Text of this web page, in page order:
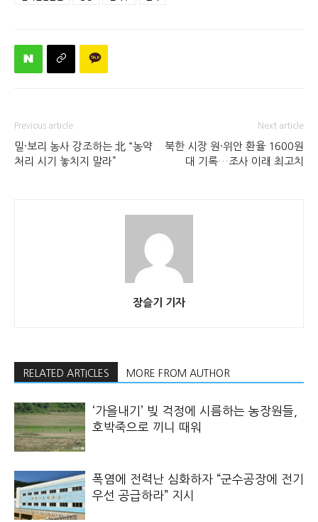
Previous article
밀·보리 농사 강조하는 北 “농약
처리 시기 놓치지 말라”
Next article
북한 시장 원·위안 환율 1600원
대 기록…조사 이래 최고치
장슬기 기자
RELATED ARTICLES MORE FROM AUTHOR
‘가을내기’ 빚 걱정에 시름하는 농장원들,
호박죽으로 끼니 때워
폭염에 전력난 심화하자 “군수공장에 전기
우선 공급하라” 지시